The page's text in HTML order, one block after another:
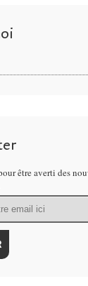
être averti des